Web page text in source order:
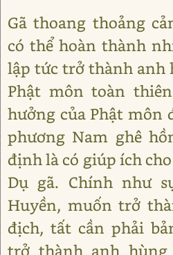
Gã thoang thoảng
có thể hoàn thành
lập tức trở thành anh
Phật môn toàn
hưởng của Phật môn
phương Nam ghê
định là có giúp ích
Dụ gã. Chính như
Huyền, muốn trở
địch, tất cần phải
trở thành anh